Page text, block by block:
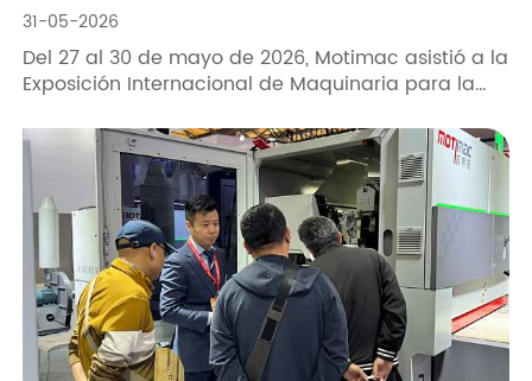
31-05-2026
Del 27 al 30 de mayo de 2026, Motimac asistió a la
Exposición Internacional de Maquinaria para la
con lijadoras de almohadilla segmentada estrella.